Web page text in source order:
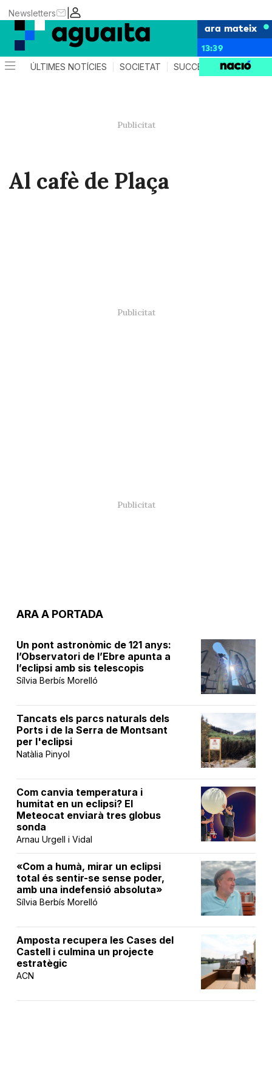
|
Newsletters
ara mateix
13:39
ÚLTIMES NOTÍCIES SOCIETAT SUCCESSOS AGENDA
Al cafè de Plaça
ARA A PORTADA
Un pont astronòmic de 121 anys:
l’Observatori de l’Ebre apunta a
l’eclipsi amb sis telescopis
Sílvia Berbís Morelló
Tancats els parcs naturals dels
Ports i de la Serra de Montsant
per l'eclipsi
Natàlia Pinyol
Com canvia temperatura i
humitat en un eclipsi? El
Meteocat enviarà tres globus
sonda
Arnau Urgell i Vidal
«Com a humà, mirar un eclipsi
total és sentir-se sense poder,
amb una indefensió absoluta»
Sílvia Berbís Morelló
Amposta recupera les Cases del
Castell i culmina un projecte
estratègic
ACN